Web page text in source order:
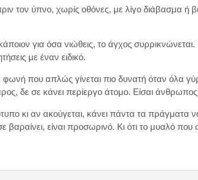
τον ύπνο, χωρίς οθόνες, με λίγο διάβασμα ή
για όσα νιώθεις, το άγχος συρρικνώνεται.
με έναν ειδικό.
φωνή που απλώς γίνεται πιο δυνατή όταν όλα
δε σε κάνει περίεργο άτομο. Είσαι
κι αν ακούγεται, κάνει πάντα τα πράγματα
βαραίνει, είναι προσωρινό. Κι ότι το μυαλό που